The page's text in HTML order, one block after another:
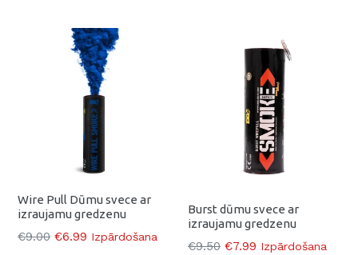
Wire Pull Dūmu svece ar
izraujamu gredzenu
Parasti
€9.00 €6.99 Izpārdošana
Burst dūmu svece ar
izraujamu gredzenu
Parasti
€9.50 €7.99 Izpārdošana